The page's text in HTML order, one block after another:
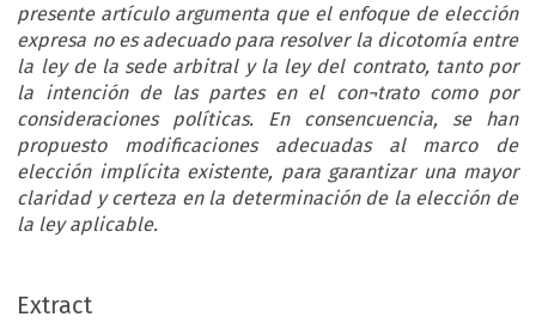
presente artículo argumenta que el enfoque de elección
expresa no es adecuado para resolver la dicotomía entre
la ley de la sede arbitral y la ley del contrato, tanto por
la intención de las partes en el con¬trato como por
consideraciones políticas. En consencuencia, se han
propuesto modificaciones adecuadas al marco de
elección implícita existente, para garantizar una mayor
claridad y certeza en la determinación de la elección de
la ley aplicable.
Extract